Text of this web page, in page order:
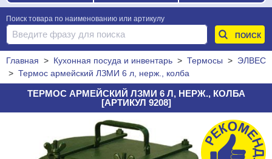
Поиск товара по наименованию или артикулу
Главная > Кухонная посуда и инвентарь > Термосы > ЭЛВЕС
> Термос армейский ЛЗМИ 6 л, нерж., колба
ТЕРМОС АРМЕЙСКИЙ ЛЗМИ 6 Л, НЕРЖ., КОЛБА
[АРТИКУЛ 9208]